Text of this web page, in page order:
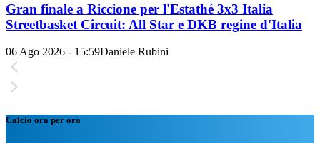
Gran finale a Riccione per l'Estathé 3x3 Italia
Streetbasket Circuit: All Star e DKB regine d'Italia
06 Ago 2026 - 15:59Daniele Rubini
Calcio ora per ora